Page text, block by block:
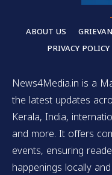
ABOUT US
PRIVACY POLICY
News4Media.in is a
the latest updates
Kerala, India,
and more. It offers
events, ensuring
happenings locally